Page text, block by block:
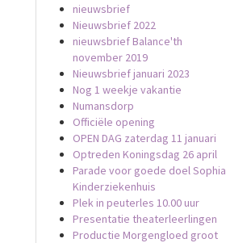
nieuwsbrief
Nieuwsbrief 2022
nieuwsbrief Balance'th
november 2019
Nieuwsbrief januari 2023
Nog 1 weekje vakantie
Numansdorp
Officiële opening
OPEN DAG zaterdag 11 januari
Optreden Koningsdag 26 april
Parade voor goede doel Sophia
Kinderziekenhuis
Plek in peuterles 10.00 uur
Presentatie theaterleerlingen
Productie Morgengloed groot